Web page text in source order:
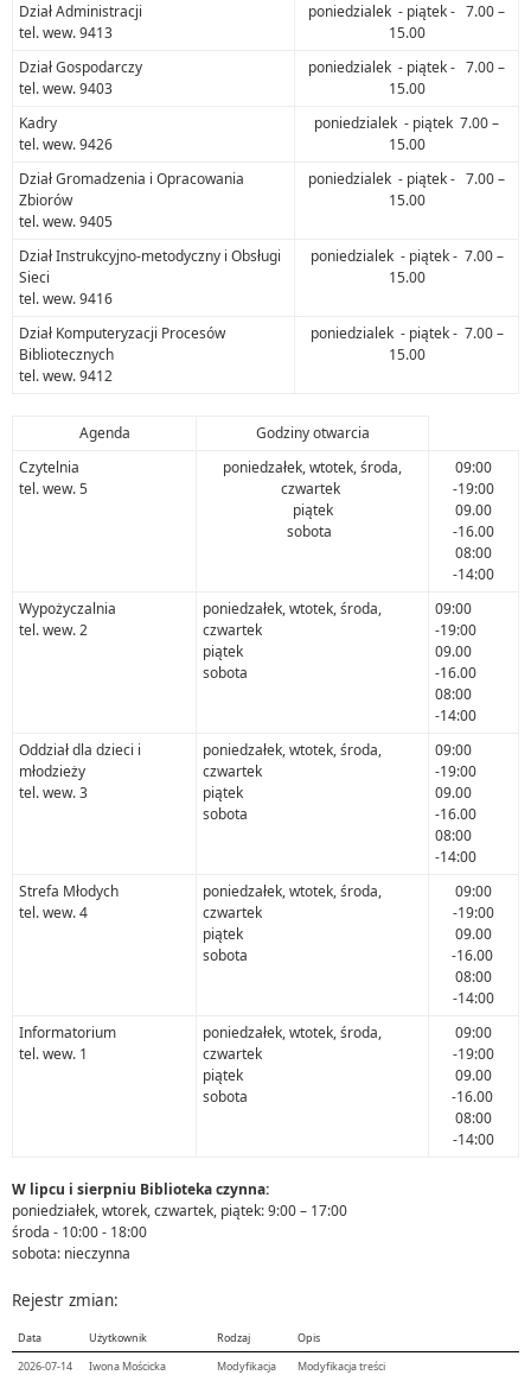
Dział Administracji
tel. wew. 9413
poniedzialek - piątek - 7.00 –
15.00
Dział Gospodarczy
tel. wew. 9403
poniedzialek - piątek - 7.00 –
15.00
Kadry
tel. wew. 9426
poniedzialek - piątek 7.00 –
15.00
Dział Gromadzenia i Opracowania
Zbiorów
tel. wew. 9405
poniedzialek - piątek - 7.00 –
15.00
Dział Instrukcyjno-metodyczny i Obsługi
Sieci
tel. wew. 9416
poniedzialek - piątek - 7.00 –
15.00
Dział Komputeryzacji Procesów
Bibliotecznych
tel. wew. 9412
poniedzialek - piątek - 7.00 –
15.00
Agenda
Godziny otwarcia
Czytelnia
tel. wew. 5
poniedzałek, wtotek, środa,
czwartek
piątek
sobota
09:00
-19:00
09.00
-16.00
08:00
-14:00
Wypożyczalnia
tel. wew. 2
poniedzałek, wtotek, środa,
czwartek
piątek
sobota
09:00
-19:00
09.00
-16.00
08:00
-14:00
Oddział dla dzieci i
młodzieży
tel. wew. 3
poniedzałek, wtotek, środa,
czwartek
piątek
sobota
09:00
-19:00
09.00
-16.00
08:00
-14:00
Strefa Młodych
tel. wew. 4
poniedzałek, wtotek, środa,
czwartek
piątek
sobota
09:00
-19:00
09.00
-16.00
08:00
-14:00
Informatorium
tel. wew. 1
poniedzałek, wtotek, środa,
czwartek
piątek
sobota
09:00
-19:00
09.00
-16.00
08:00
-14:00
W lipcu i sierpniu Biblioteka czynna:
poniedziałek, wtorek, czwartek, piątek: 9:00 – 17:00
środa - 10:00 - 18:00
sobota: nieczynna
Rejestr zmian:
Data Użytkownik Rodzaj
Opis
2026-07-14
Iwona Mościcka Modyfikacja
Modyfikacja treści